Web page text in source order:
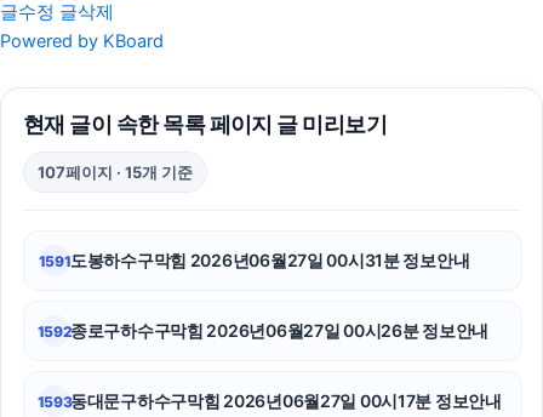
흥신소
용인학교폭력변호사
서대문구하수구막힘
글수정 글삭제
Powered by KBoard
현재 글이 속한 목록 페이지 글 미리보기
107페이지 · 15개 기준
1591도봉하수구막힘 2026년06월27일 00시31분 정보안내
1592종로구하수구막힘 2026년06월27일 00시26분 정보안내
1593동대문구하수구막힘 2026년06월27일 00시17분 정보안내